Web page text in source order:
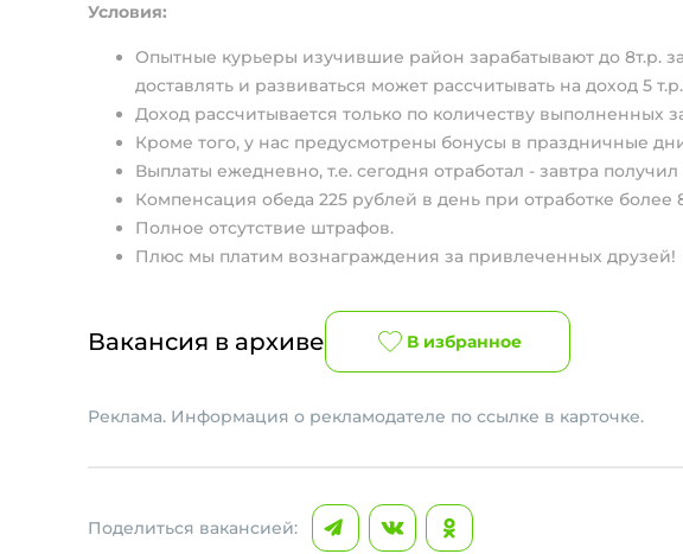
Условия:
Опытные курьеры изучившие район зарабатывают до 8т.р.
доставлять и развиваться может рассчитывать на доход 5
Доход рассчитывается только по количеству выполненных
Кроме того, у нас предусмотрены бонусы в праздничные
Выплаты ежедневно, т.е. сегодня отработал - завтра получил
Компенсация обеда 225 рублей в день при отработке более
Полное отсутствие штрафов.
Плюс мы платим вознаграждения за привлеченных друзей!
Вакансия в архиве В избранное
Реклама. Информация о рекламодателе по ссылке в карточке.
Поделиться вакансией: